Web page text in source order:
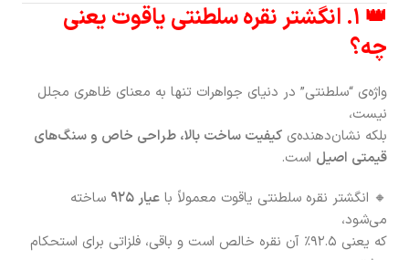
👑 ۱. انگشتر نقره سلطنتی یاقوت یعنی
چه؟
واژه‌ی “سلطنتی” در دنیای جواهرات تنها به معنای ظاهری مجلل
نیست،
بلکه نشان‌دهنده‌ی کیفیت ساخت بالا، طراحی خاص و سنگ‌های
قیمتی اصیل است.
🔸 انگشتر نقره سلطنتی یاقوت معمولاً با عیار ۹۲۵
ساخته
می‌شود،
که یعنی ۹۲.۵٪ آن نقره خالص است و باقی، فلزاتی برای استحکام